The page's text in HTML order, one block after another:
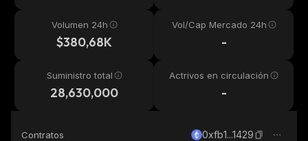
Volumen 24h
$380,68K
Vol/Cap Mercado 24h
-
Suministro total
28,630,000
Actrivos en circulación
-
Contratos 0xfb1...1429